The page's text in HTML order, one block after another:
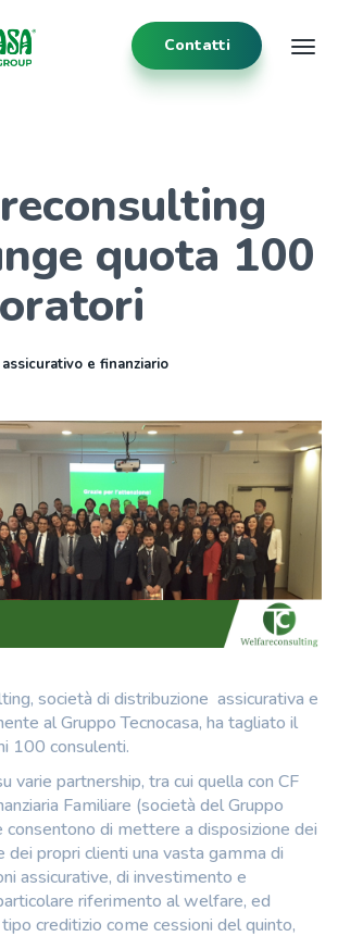
Contatti
quota 100
e finanziario
società di distribuzione assicurativa e
al Gruppo Tecnocasa, ha tagliato il
100 consulenti.
varie partnership, tra cui quella con CF
Familiare (società del Gruppo
consentono di mettere a disposizione dei
dei propri clienti una vasta gamma di
assicurative, di investimento e
riferimento al welfare, ed
creditizio come cessioni del quinto,